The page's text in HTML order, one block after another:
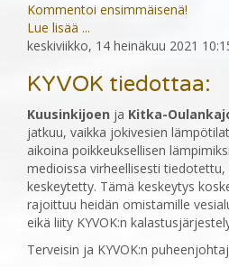
Kommentoi ensimmäisenä!
Lue lisää ...
keskiviikko, 14 heinäkuu 2021
KYVOK tiedottaa:
Kuusinkijoen ja Kitka-
jatkuu, vaikka jokivesien
aikoina poikkeuksellisen
medioissa virheellisesti
keskeytetty. Tämä keskeytys
rajoittuu heidän omistamille
eikä liity KYVOK:n
Terveisin ja KYVOK:n